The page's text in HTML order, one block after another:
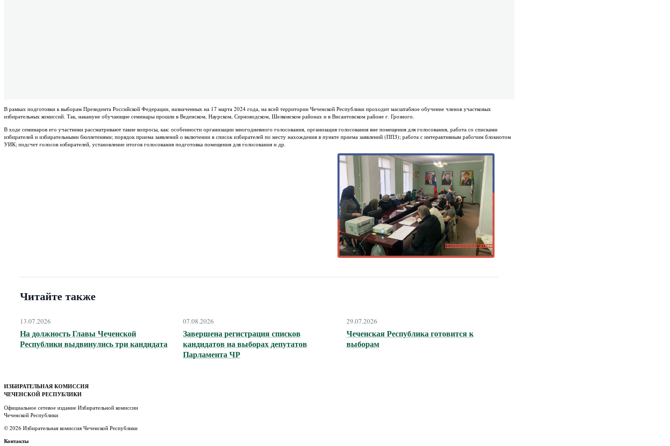
В рамках подготовки к выборам Президента Российской Федерации, назначенных на 17 марта 2024 года, на всей территории Чеченской Республики проходит масштабное обучение членов участковых
избирательных комиссий. Так, накануне обучающие семинары прошли в Веденском, Наурском, Серноводском, Шелковском районах и в Висаитовском районе г. Грозного.
В ходе семинаров его участники рассматривают такие вопросы, как: особенности организации многодневного голосования, организация голосования вне помещения для голосования, работа со списками
избирателей и избирательными бюллетенями; порядок приема заявлений о включении в список избирателей по месту нахождения в пункте приема заявлений (ППЗ); работа с интерактивным рабочим блокнотом
УИК; подсчет голосов избирателей, установление итогов голосования подготовка помещения для голосования и др.
Читайте также
13.07.2026
На должность Главы Чеченской
Республики выдвинулись три кандидата
07.08.2026
Завершена регистрация списков
кандидатов на выборах депутатов
Парламента ЧР
29.07.2026
Чеченская Республика готовится к
выборам
ИЗБИРАТЕЛЬНАЯ КОМИССИЯ
ЧЕЧЕНСКОЙ РЕСПУБЛИКИ
Официальное сетевое издание Избирательной комиссии
Чеченской Республики
© 2026 Избирательная комиссия Чеченской Республики
Контакты